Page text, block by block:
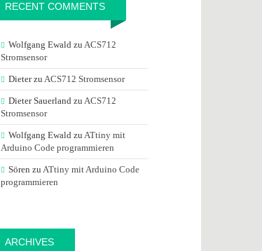
RECENT COMMENTS
Wolfgang Ewaldzu ACS712
Stromsensor
Dieterzu ACS712 Stromsensor
Dieter Sauerlandzu ACS712
Stromsensor
Wolfgang Ewaldzu ATtiny mit
Arduino Code programmieren
Sören zu ATtiny mit Arduino Code
programmieren
ARCHIVES